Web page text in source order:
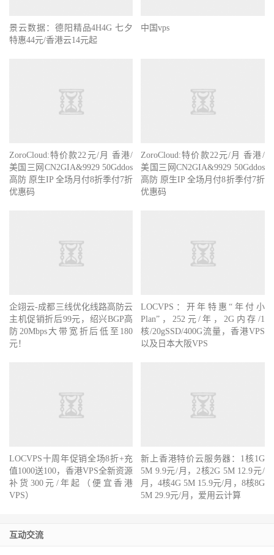
景云数据：德阳精品4H4G 七夕
特惠44元/香港云14元起
中国vps
ZoroCloud:特价款22元/月 香港/
美国三网CN2GIA&9929 50Gddos
高防 原生IP 全场月付8折季付7折
优惠码
ZoroCloud:特价款22元/月 香港/
美国三网CN2GIA&9929 50Gddos
高防 原生IP 全场月付8折季付7折
优惠码
企翊云-成都三线优化线路高防云
主机促销折后99元，绍兴BGP高
防20Mbps大带宽折后低至180
元！
LOCVPS：开年特惠“年付小
Plan”，252元/年，2G内存/1
核/20gSSD/400G流量，香港VPS
以及日本大阪VPS
LOCVPS十周年促销全场8折+充
值1000送100，香港VPS全新资源
补货300元/年起（便宜香港
VPS）
新上香港特价云服务器：1核1G
5M 9.9元/月，2核2G 5M 12.9元/
月，4核4G 5M 15.9元/月，8核8G
5M 29.9元/月，爱用云计算
互动交流